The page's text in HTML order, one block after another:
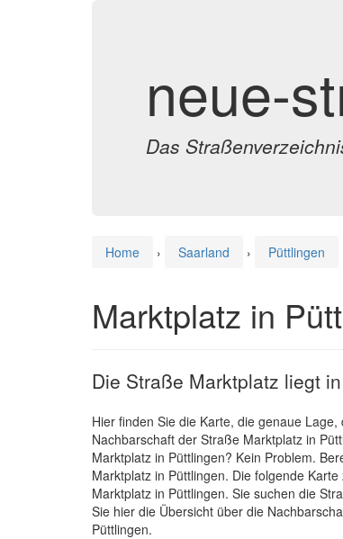
neue-
Das
Home › Saarland › Püttlingen
Marktplatz in
Die Straße Marktplatz liegt
Hier finden Sie die Karte, die genaue
Nachbarschaft der Straße Marktplatz in
Marktplatz in Püttlingen? Kein Problem.
Marktplatz in Püttlingen. Die folgende
Marktplatz in Püttlingen. Sie suchen die
Sie hier die Übersicht über die
Püttlingen.